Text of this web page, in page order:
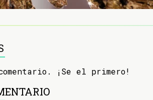
¡Se el primero!